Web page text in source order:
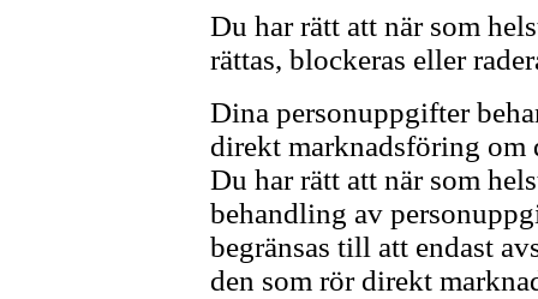
Du har rätt att när som
rättas, blockeras eller
Dina personuppgifter
direkt marknadsföring om
Du har rätt att när som
behandling av
begränsas till att endast
den som rör direkt